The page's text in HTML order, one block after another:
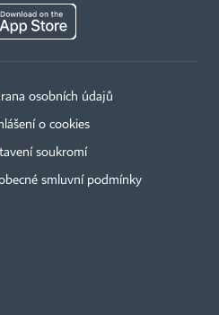
osobních údajů
o cookies
soukromí
smluvní podmínky